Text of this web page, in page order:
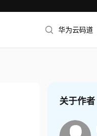
华为云码道
关于作者